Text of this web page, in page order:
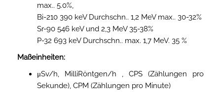
max.. 5.0%,
Bi-210 390 keV Durchschn.. 1,2 MeV max.. 30-32%
Sr-90 546 keV und 2,3 MeV 35-38%
P-32 693 keV Durchschn.. max. 1,7 MeV. 35 %
Maßeinheiten:
μSv/h, MilliRöntgen/h , CPS (Zählungen pro
Sekunde), CPM (Zählungen pro Minute)